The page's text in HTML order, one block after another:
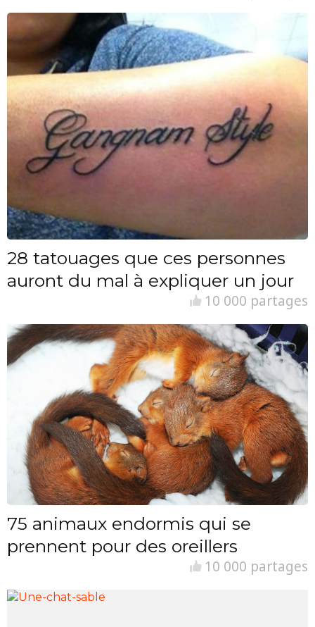
28 tatouages que ces personnes
auront du mal à expliquer un jour
10 000 partages
75 animaux endormis qui se
prennent pour des oreillers
10 000 partages